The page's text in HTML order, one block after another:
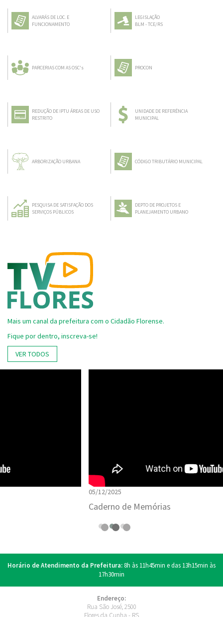
ALVARÁS DE LOC. E
FUNCIONAMENTO
LEGISLAÇÃO
BLM - TCE/RS
PARCERIAS COM AS OSC's PROCON
REDUÇÃO DE IPTU ÁREAS DE USO
RESTRITO
UNIDADE DE REFERÊNCIA
MUNICIPAL
ARBORIZAÇÃO URBANA CÓDIGO TRIBUTÁRIO MUNICIPAL
PESQUISA DE SATISFAÇÃO DOS
SERVIÇOS PÚBLICOS
DEPTO DE PROJETOS E
PLANEJAMENTO URBANO
Mais um canal da prefeitura com o Cidadão Florense.
Fique por dentro, inscreva-se!
VER TODOS
Caderno de Memórias
Horário de Atendimento da Prefeitura:8h às 11h45min e das 13h15min às
17h30min
Endereço:
Rua São José, 2500